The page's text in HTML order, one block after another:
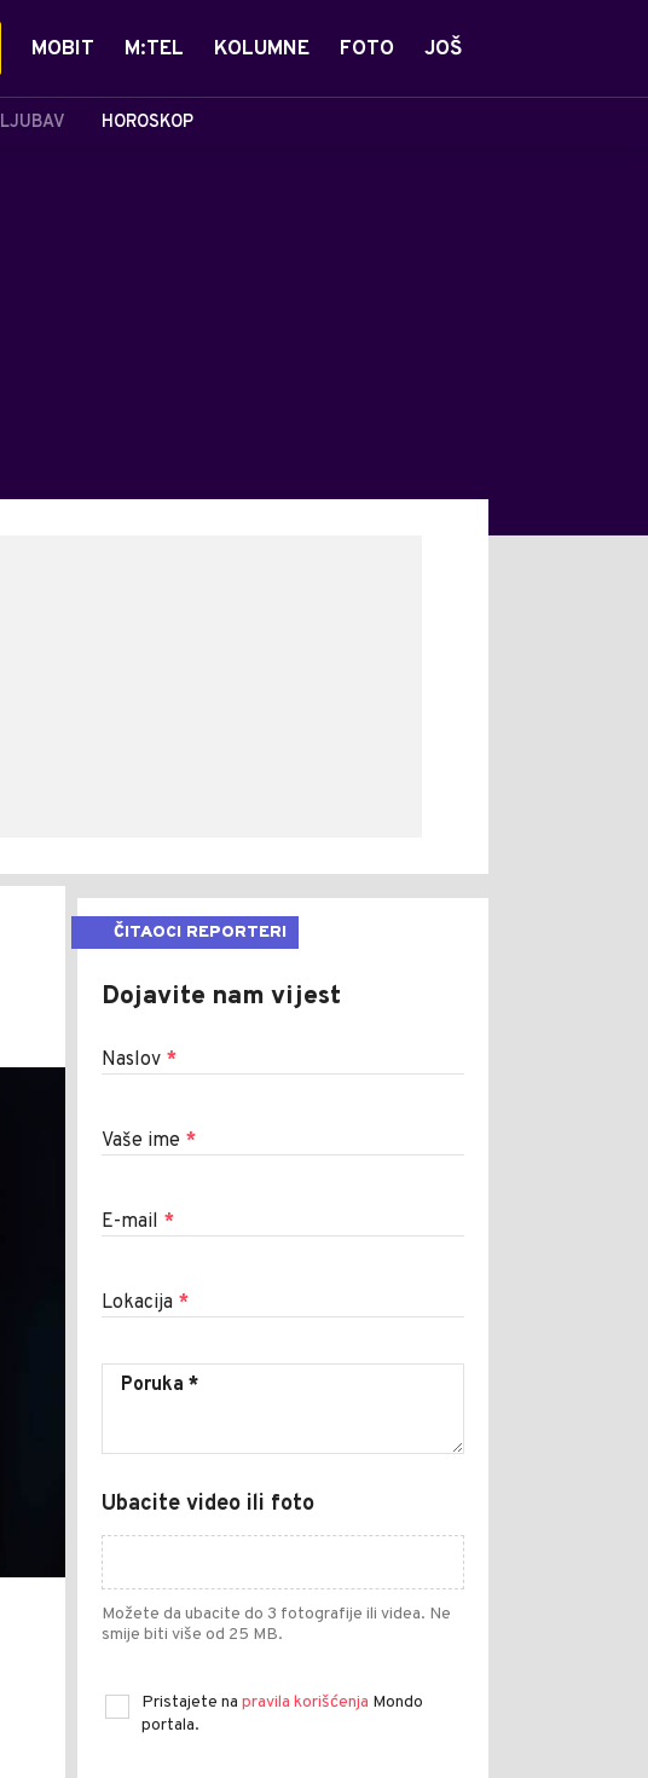
LJUBAV HOROSKOP
MOBIT M:TEL KOLUMNE FOTO JOŠ
ČITAOCI REPORTERI
Dojavite nam vijest
Naslov *
Vaše ime *
E-mail *
Lokacija *
Ubacite video ili foto
Možete da ubacite do 3 fotografije ili videa. Ne
smije biti više od 25 MB.
Pristajete na pravila korišćenja Mondo
portala.